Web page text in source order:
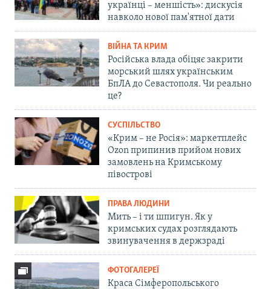
українці – меншість»: дискусія
навколо нової пам'ятної дати
ВІЙНА ТА КРИМ
Російська влада обіцяє закрити
морський шлях українським
БпЛА до Севастополя. Чи реально
це?
СУСПІЛЬСТВО
«Крим – не Росія»: маркетплейс
Ozon припинив прийом нових
замовлень на Кримському
півострові
ПРАВА ЛЮДИНИ
Мить – і ти шпигун. Як у
кримських судах розглядають
звинувачення в держзраді
ФОТОГАЛЕРЕЇ
Краса Сімферопольського